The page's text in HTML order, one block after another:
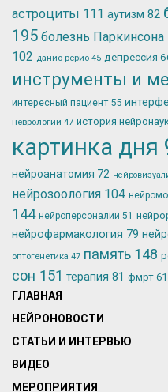
астроциты 111 аутизм 82
195 болезнь Паркинсона
102 данио-рерио 45 депрессия
инструменты и
интересный пациент 55
неврологии 47 история
картинка дня
нейроанатомия 72
нейрозоология 104
144 нейроперсоналии 51
нейрофармакология 79
оптогенетика 47 память 148
сон 151 терапия 81 фмрт 61
ГЛАВНАЯ
НЕЙРОНОВОСТИ
СТАТЬИ И ИНТЕРВЬЮ
ВИДЕО
МЕРОПРИЯТИЯ